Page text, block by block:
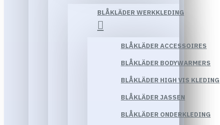
BLÅKLÄDER WERKKLEDING
BLÅKLÄDER ACCESSOIRES
BLÅKLÄDER BODYWARMERS
BLÅKLÄDER HIGH VIS KLEDING
BLÅKLÄDER JASSEN
BLÅKLÄDER ONDERKLEDING